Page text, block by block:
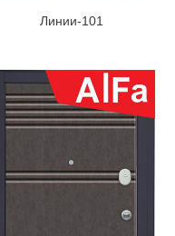
Линии-101